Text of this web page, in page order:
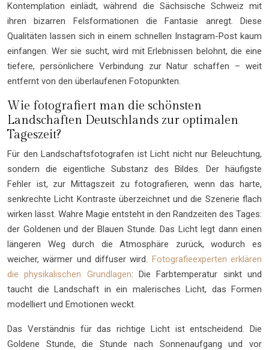
Kontemplation einlädt, während die Sächsische Schweiz mit
ihren bizarren Felsformationen die Fantasie anregt. Diese
Qualitäten lassen sich in einem schnellen Instagram-Post kaum
einfangen. Wer sie sucht, wird mit Erlebnissen belohnt, die eine
tiefere, persönlichere Verbindung zur Natur schaffen – weit
entfernt von den überlaufenen Fotopunkten.
Wie fotografiert man die schönsten
Landschaften Deutschlands zur optimalen
Tageszeit?
Für den Landschaftsfotografen ist Licht nicht nur Beleuchtung,
sondern die eigentliche Substanz des Bildes. Der häufigste
Fehler ist, zur Mittagszeit zu fotografieren, wenn das harte,
senkrechte Licht Kontraste überzeichnet und die Szenerie flach
wirken lässt. Wahre Magie entsteht in den Randzeiten des Tages:
der Goldenen und der Blauen Stunde. Das Licht legt dann einen
längeren Weg durch die Atmosphäre zurück, wodurch es
weicher, wärmer und diffuser wird. Fotografieexperten erklären
die physikalischen Grundlagen: Die Farbtemperatur sinkt und
taucht die Landschaft in ein malerisches Licht, das Formen
modelliert und Emotionen weckt.
Das Verständnis für das richtige Licht ist entscheidend. Die
Goldene Stunde, die Stunde nach Sonnenaufgang und vor